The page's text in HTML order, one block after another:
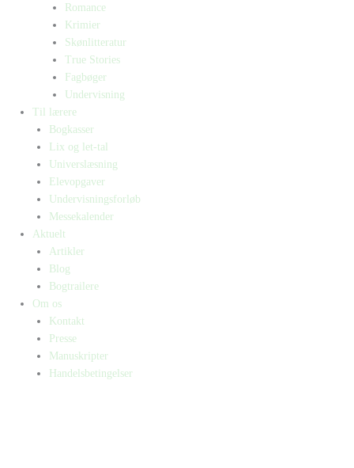
Romance
Krimier
Skønlitteratur
True Stories
Fagbøger
Undervisning
Til lærere
Bogkasser
Lix og let-tal
Universlæsning
Elevopgaver
Undervisningsforløb
Messekalender
Aktuelt
Artikler
Blog
Bogtrailere
Om os
Kontakt
Presse
Manuskripter
Handelsbetingelser